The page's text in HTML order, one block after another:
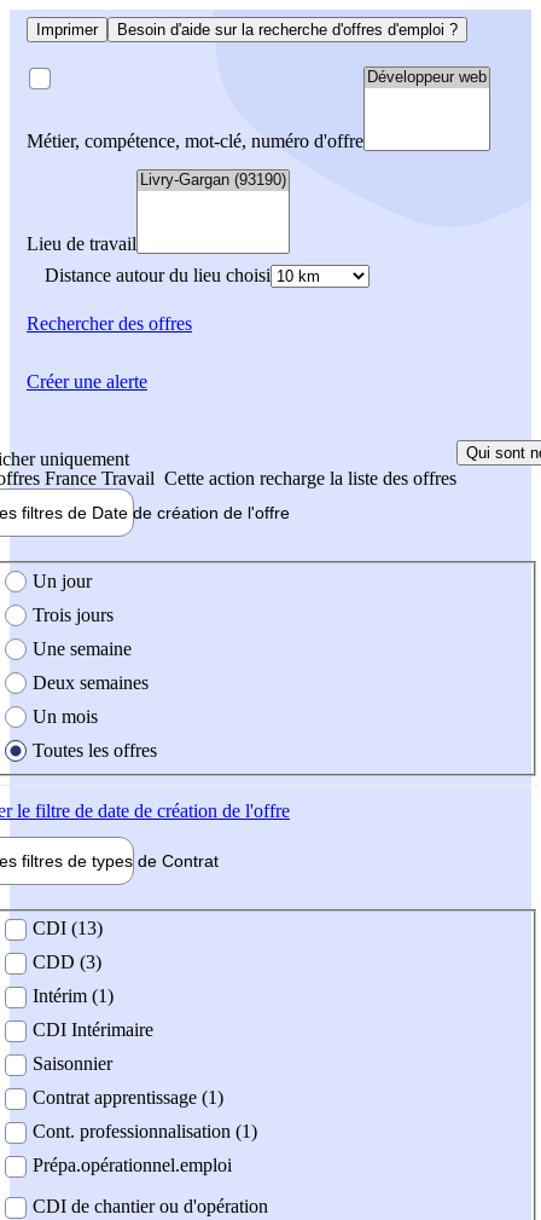
Imprimer Besoin d'aide sur la recherche d'offres d'emploi ?
Métier, compétence, mot-clé, numéro d'offre
Lieu de travail
Distance autour du lieu choisi
Rechercherdes offres
uniquement
France Travail Cette action recharge la liste des offres
Qui sont
filtres de Date de création de l'offre
création de l'offre
Un jour
Trois jours
Une semaine
Deux semaines
Un mois
Toutes les offres
le filtre de date de création de l'offre
filtres de types de Contrat
contrat
CDI (13)
CDD (3)
Intérim (1)
CDI Intérimaire
Saisonnier
Contrat apprentissage (1)
Cont. professionnalisation (1)
Prépa.opérationnel.emploi
CDI de chantier ou d'opération
Créer une alerte